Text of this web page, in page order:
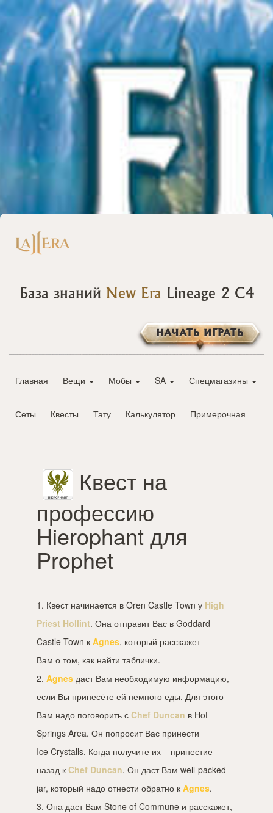
База знаний New Era Lineage 2 C4
НАЧАТЬ ИГРАТЬ
Главная Вещи Мобы SA Спецмагазины
Сеты Квесты Тату Калькулятор Примерочная
Квест на
профессию
Hierophant для
Prophet
1. Квест начинается в Oren Castle Town у High
Priest Hollint. Она отправит Вас в Goddard
Castle Town к Agnes, который расскажет
Вам о том, как найти таблички.
2. Agnes даст Вам необходимую информацию,
если Вы принесёте ей немного еды. Для этого
Вам надо поговорить с Chef Duncan в Hot
Springs Area. Он попросит Вас принести
Ice Crystalls. Когда получите их – принестие
назад к Chef Duncan. Он даст Вам well-packed
jar, который надо отнести обратно к Agnes.
3. Она даст Вам Stone of Commune и расскажет,